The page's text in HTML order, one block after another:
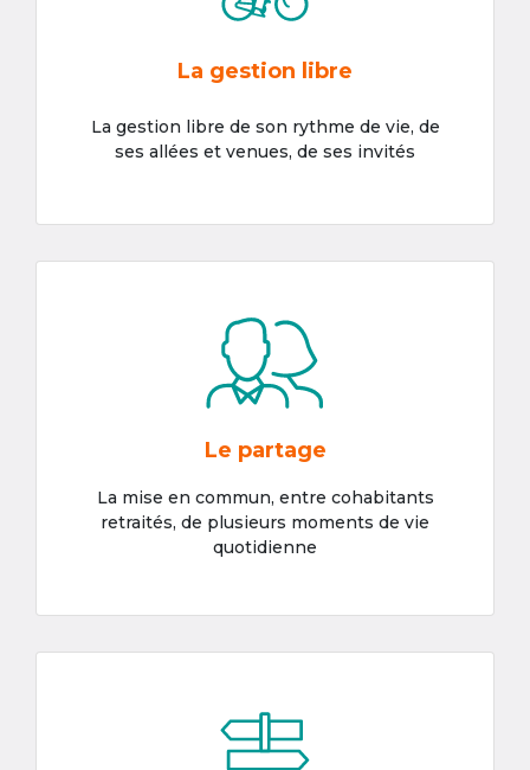
La gestion libre
La gestion libre de son rythme de vie, de
ses allées et venues, de ses invités
Le partage
La mise en commun, entre cohabitants
retraités, de plusieurs moments de vie
quotidienne